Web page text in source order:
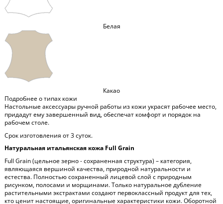
Белая
Какао
Подробнее о типах кожи
Настольные аксессуары ручной работы из кожи украсят рабочее место,
придадут ему завершенный вид, обеспечат комфорт и порядок на
рабочем столе.
Срок изготовления от 3 суток.
Натуральная итальянская кожа Full Grain
Full Grain (цельное зерно - сохраненная структура) – категория,
являющаяся вершиной качества, природной натуральности и
естества. Полностью сохраненный лицевой слой с природным
рисунком, полосами и морщинами. Только натуральное дубление
растительными экстрактами создают первоклассный продукт для тех,
кто ценит настоящие, оригинальные характеристики кожи. Оборотной